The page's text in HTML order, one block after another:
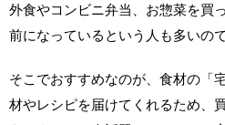
外食やコンビニ弁当、お惣菜を買
前になっているという人も多いの
そこでおすすめなのが、食材の「
材やレシピを届けてくれるため、